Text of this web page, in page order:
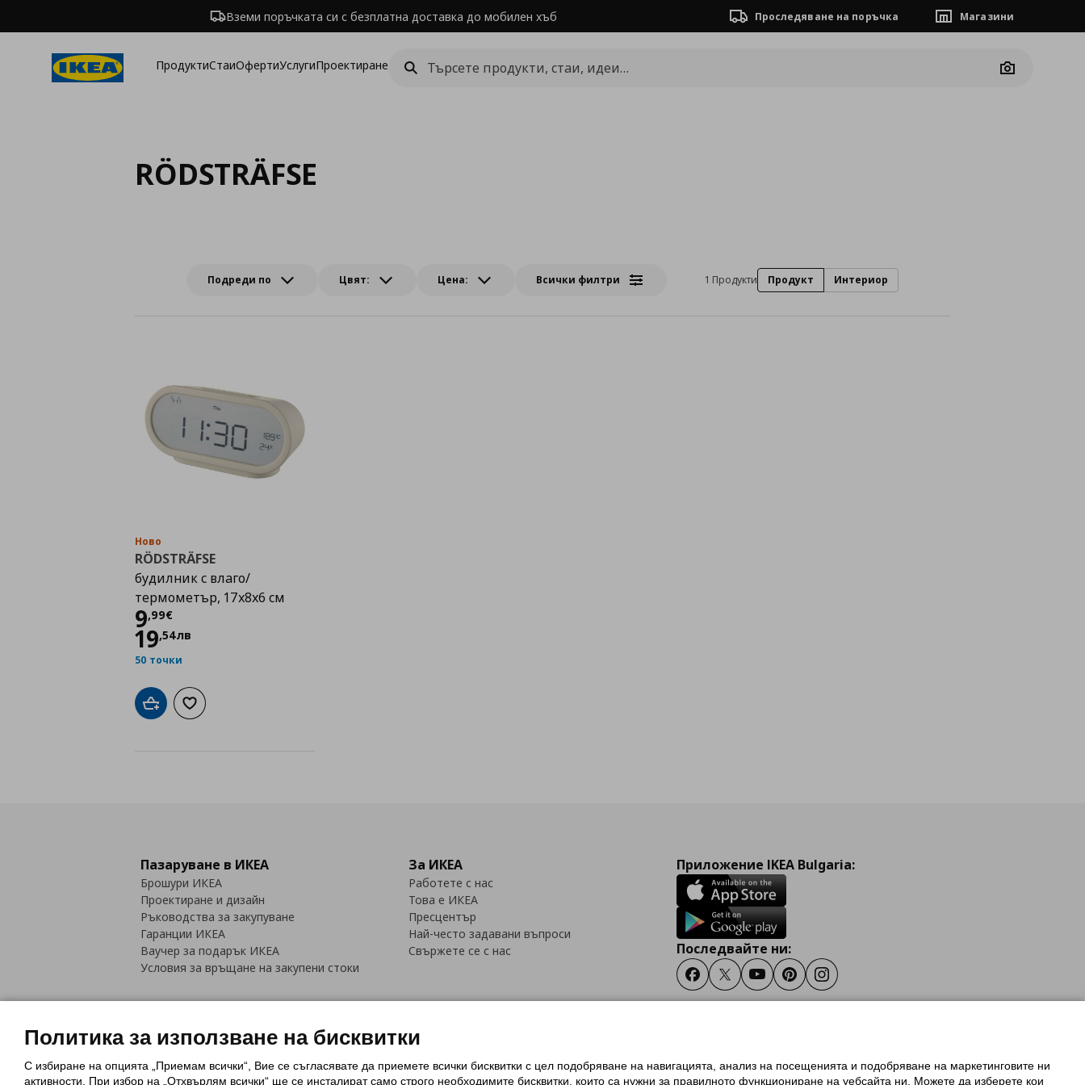
Вземи поръчката си с безплатна доставка до мобилен хъб Проследяване на поръчка Магазини
ПродуктиСтаиОфертиУслугиПроектиране
Camera
RÖDSTRÄFSE
Подреди по Цвят: Цена: Всички филтри 1 Продукти Продукт Интериор
Ново
RÖDSTRÄFSE
будилник с влаго/
термометър, 17x8x6 см
9,99€
Цена
19,54лв
50 точки
Добави в кошницата
Добави към списъка с любими
Пазаруване в ИКЕА
Брошури ИКЕА
Проектиране и дизайн
Ръководства за закупуване
Гаранции ИКЕА
Ваучер за подарък ИКЕА
Условия за връщане на закупени стоки
За ИКЕА
Работете с нас
Това е ИКЕА
Пресцентър
Най-често задавани въпроси
Свържете се с нас
Приложение IKEA Bulgaria:
Последвайте ни:
FacebookTwitterYoutubePinterestInstagram
Политика за използване на бисквитки (Cookies)Избор на настройки за използване на бисквиткиУсловия за ползване на ikea.bg
Политика за използване на бисквитки
С избиране на опцията „Приемам всички“, Вие се съгласявате да приемете всички бисквитки с цел подобряване на навигацията, анализ на посещенията и подобряване на маркетинговите ни
активности. При избор на „Отхвърлям всички“ ще се инсталират само строго необходимитe бисквитки, които са нужни за правилното функциониране на уебсайта ни. Можете да изберете кои